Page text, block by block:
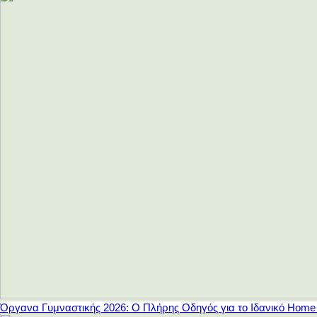
Όργανα Γυμναστικής 2026: Ο Πλήρης Οδηγός για το Ιδανικό